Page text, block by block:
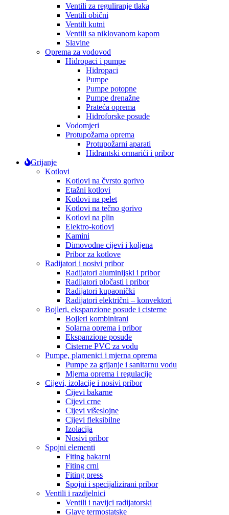
Ventili za reguliranje tlaka
Ventili obični
Ventili kutni
Ventili sa niklovanom kapom
Slavine
Oprema za vodovod
Hidropaci i pumpe
Hidropaci
Pumpe
Pumpe potopne
Pumpe drenažne
Prateća oprema
Hidroforske posude
Vodomjeri
Protupožarna oprema
Protupožarni aparati
Hidrantski ormarići i pribor
Grijanje
Kotlovi
Kotlovi na čvrsto gorivo
Etažni kotlovi
Kotlovi na pelet
Kotlovi na tečno gorivo
Kotlovi na plin
Elektro-kotlovi
Kamini
Dimovodne cijevi i koljena
Pribor za kotlove
Radijatori i nosivi pribor
Radijatori aluminijski i pribor
Radijatori pločasti i pribor
Radijatori kupaonički
Radijatori električni – konvektori
Bojleri, ekspanzione posude i cisterne
Bojleri kombinirani
Solarna oprema i pribor
Ekspanzione posuđe
Cisterne PVC za vodu
Pumpe, plamenici i mjerna oprema
Pumpe za grijanje i sanitarnu vodu
Mjerna oprema i regulacije
Cijevi, izolacije i nosivi pribor
Cijevi bakarne
Cijevi crne
Cijevi višeslojne
Cijevi fleksibilne
Izolacija
Nosivi pribor
Spojni elementi
Fiting bakarni
Fiting crni
Fiting press
Spojni i specijalizirani pribor
Ventili i razdjelnici
Ventili i navijci radijatorski
Glave termostatske